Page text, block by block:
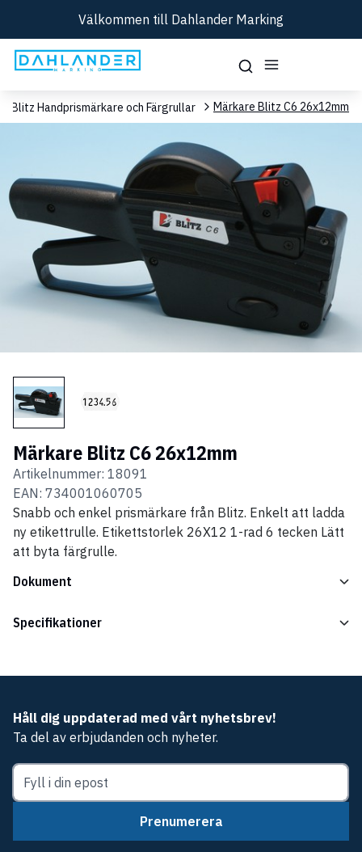
Välkommen till Dahlander Marking
Blitz Handprismärkare och Färgrullar Märkare Blitz C6 26x12mm
Märkare Blitz C6 26x12mm
Artikelnummer: 18091
EAN: 734001060705
Snabb och enkel prismärkare från Blitz. Enkelt att ladda
ny etikettrulle. Etikettstorlek 26X12 1-rad 6 tecken Lätt
att byta färgrulle.
Dokument
Specifikationer
Håll dig uppdaterad med vårt nyhetsbrev!
Ta del av erbjudanden och nyheter.
Prenumerera